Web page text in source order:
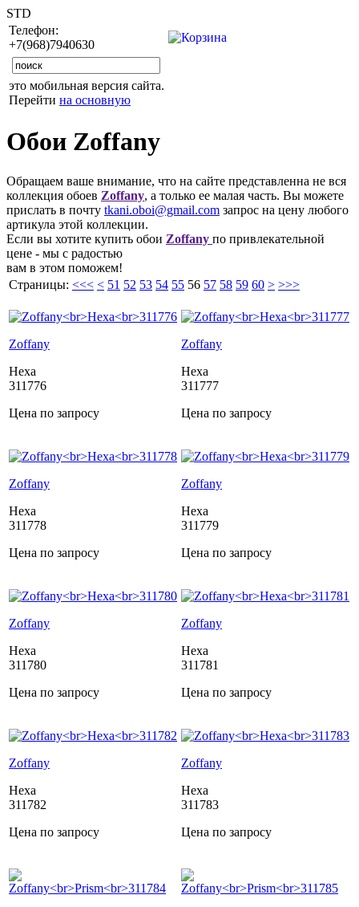
STD
Телефон:
+7(968)7940630
это мобильная версия сайта.
Перейти на основную
Обои Zoffany
Обращаем ваше внимание, что на сайте представленна не вся
коллекция обоев Zoffany, а только ее малая часть. Вы можете
прислать в почту tkani.oboi@gmail.com запрос на цену любого
артикула этой коллекции.
Если вы хотите купить обои Zoffany по привлекательной
цене - мы с радостью
вам в этом поможем!
Страницы: <<< < 51 52 53 54 55 56 57 58 59 60 > >>>
Zoffany
Hexa
311776
Цена по запросу
Zoffany
Hexa
311777
Цена по запросу
Zoffany
Hexa
311778
Цена по запросу
Zoffany
Hexa
311779
Цена по запросу
Zoffany
Hexa
311780
Цена по запросу
Zoffany
Hexa
311781
Цена по запросу
Zoffany
Hexa
311782
Цена по запросу
Zoffany
Hexa
311783
Цена по запросу